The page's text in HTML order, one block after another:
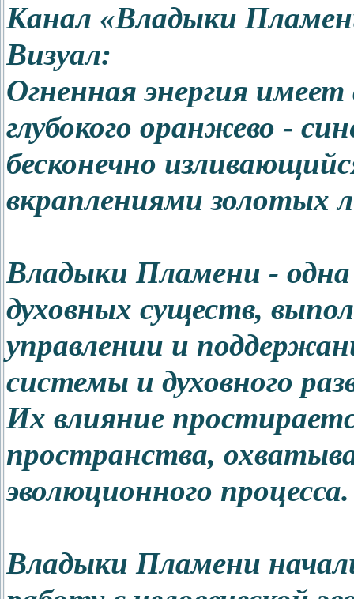
Канал «Владыки
Визуал:
Огненная энергия
глубокого оранжево -
бесконечно
вкраплениями золотых
Владыки Пламени -
духовных существ,
управлении и
системы и духовного
Их влияние
пространства,
эволюционного процесса.
Владыки Пламени